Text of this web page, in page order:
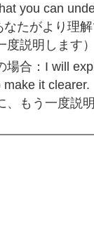
you can
なたがより理
度説明します）
場合：I will
make it clearer.
、もう一度説明